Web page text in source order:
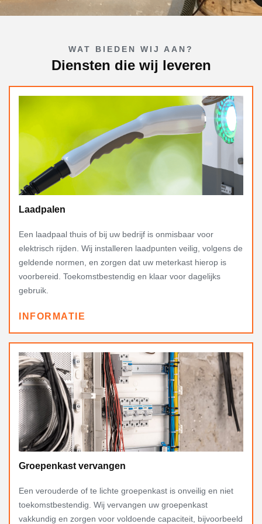
WAT BIEDEN WIJ AAN?
Diensten die wij leveren
Laadpalen
Een laadpaal thuis of bij uw bedrijf is onmisbaar voor
elektrisch rijden. Wij installeren laadpunten veilig, volgens de
geldende normen, en zorgen dat uw meterkast hierop is
voorbereid. Toekomstbestendig en klaar voor dagelijks
gebruik.
INFORMATIE
Groepenkast vervangen
Een verouderde of te lichte groepenkast is onveilig en niet
toekomstbestendig. Wij vervangen uw groepenkast
vakkundig en zorgen voor voldoende capaciteit, bijvoorbeeld